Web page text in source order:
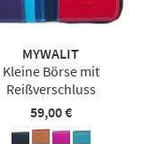
MYWALIT
Kleine Börse mit
Reißverschluss
59,00 €